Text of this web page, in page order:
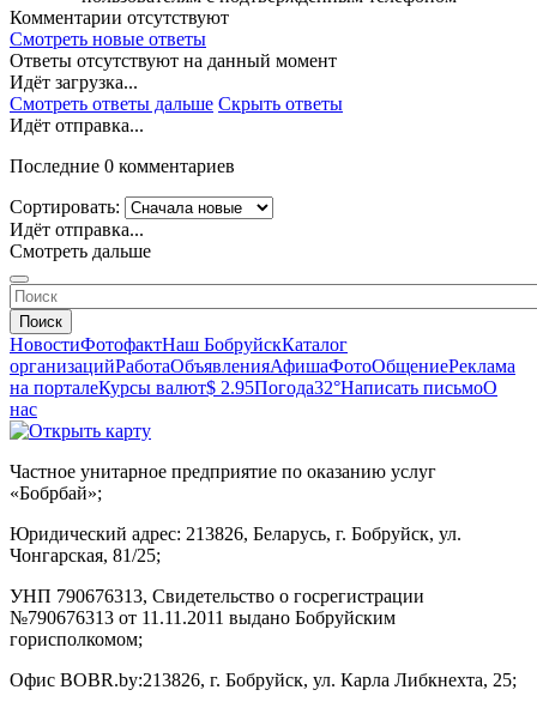
Комментарии отсутствуют
Смотреть новые ответы
Ответы отсутствуют на данный момент
Идёт загрузка...
Смотреть ответы дальше Скрыть ответы
Идёт отправка...
Последние 0 комментариев
Сортировать:
Идёт отправка...
Смотреть дальше
Поиск
НовостиФотофактНаш БобруйскКаталог
организацийРаботаОбъявленияАфишаФотоОбщениеРеклама
на порталеКурсы валют$ 2.95Погода32°Написать письмоО
нас
Частное унитарное предприятие по оказанию услуг
«Бобрбай»;
Юридический адрес: 213826, Беларусь, г. Бобруйск, ул.
Чонгарская, 81/25;
УНП 790676313, Свидетельство о госрегистрации
№790676313 от 11.11.2011 выдано Бобруйским
горисполкомом;
Офис BOBR.by:213826, г. Бобруйск, ул. Карла Либкнехта, 25;